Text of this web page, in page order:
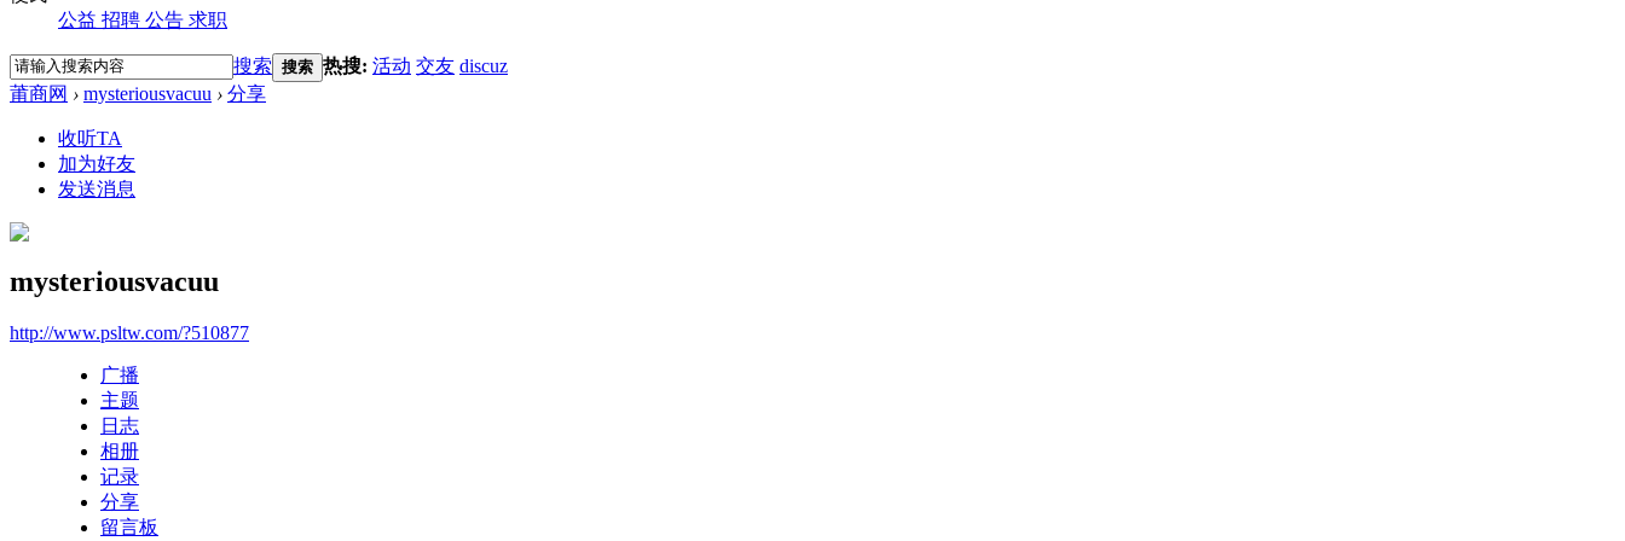
公益 招聘 公告 求职
搜索 搜索 热搜: 活动 交友 discuz
莆商网 › mysteriousvacuu › 分享
收听TA
加为好友
发送消息
mysteriousvacuu
http://www.psltw.com/?510877
广播
主题
日志
相册
记录
分享
留言板